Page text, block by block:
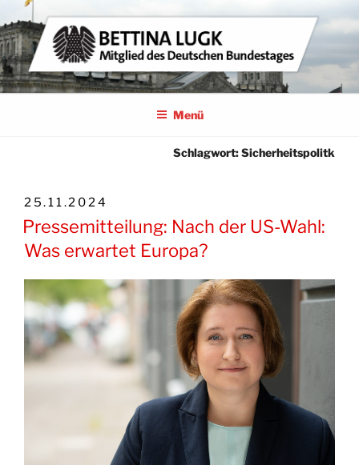
Zum
Inhalt
springen
BETTINA LUGK
MITGLIED DES DEUTSCHEN BUNDESTAGES
Menü
Schlagwort:Sicherheitspolitk
VERÖFFENTLICHT
AM
25.11.2024
Pressemitteilung: Nach der US-Wahl:
Was erwartet Europa?